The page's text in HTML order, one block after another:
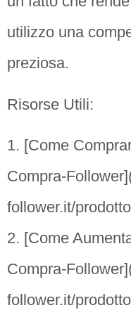
utilizzo una
preziosa.
Risorse Utili:
1. [Come
Compra-
follower.it/
2. [Come
Compra-
follower.it/